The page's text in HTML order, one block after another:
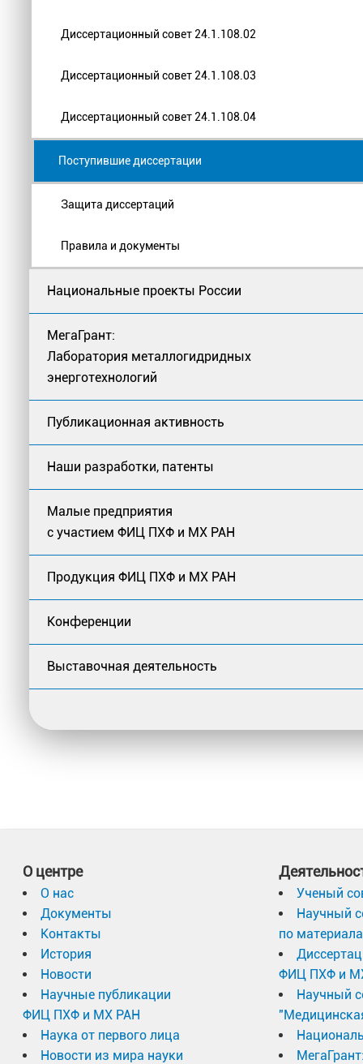
Диссертационный совет 24.1.108.02
Диссертационный совет 24.1.108.03
Диссертационный совет 24.1.108.04
Поступившие диссертации
Защита диссертаций
Правила и документы
Национальные проекты России
МегаГрант:
Лаборатория металлогидридных
энерготехнологий
Публикационная активность
Наши разработки, патенты
Малые предприятия
с участием ФИЦ ПХФ и МХ РАН
Продукция ФИЦ ПХФ и МХ РАН
Конференции
Выставочная деятельность
О центре
О нас
Документы
Контакты
История
Новости
Научные публикации
ФИЦ ПХФ и МХ РАН
Наука от первого лица
Новости из мира науки
Ученый
Научный
по
ФИЦ ПХФ и
Научный